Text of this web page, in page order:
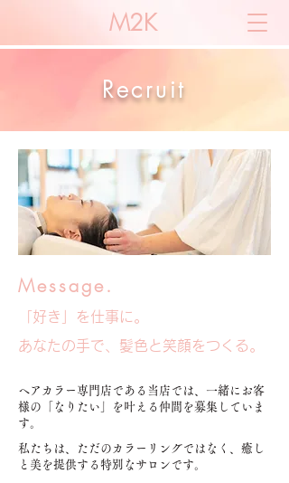
M2K
Recruit
Message.
「好き」を仕事に。
あなたの手で、髪色と笑顔をつくる。
ヘアカラー専門店である当店では、一緒にお客
様の「なりたい」を叶える仲間を募集していま
す。
私たちは、ただのカラーリングではなく、癒し
と美を提供する特別なサロンです。